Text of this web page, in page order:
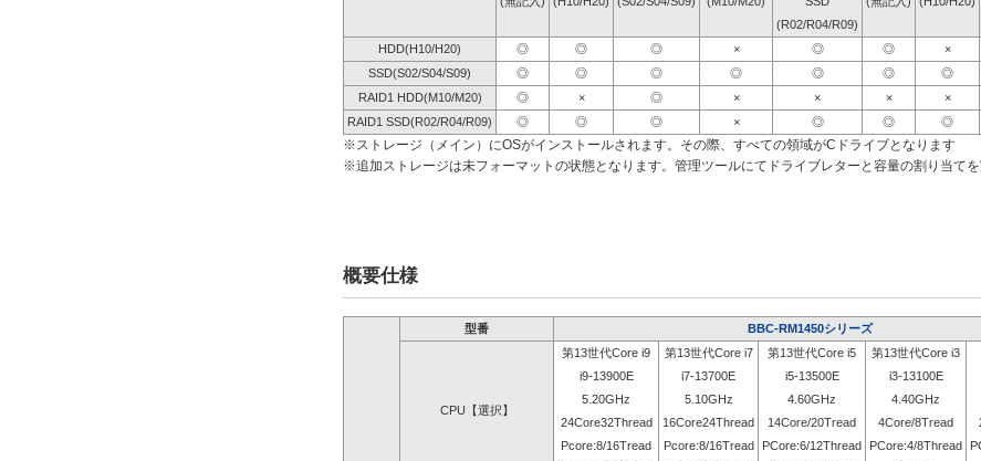
(R02/R04/R09)
HDD(H10/H20)
◎ ◎ ◎ × ◎ ◎ ×
SSD(S02/S04/S09)
◎ ◎ ◎ ◎ ◎ ◎ ◎
RAID1 HDD(M10/M20)
◎ × ◎ × × × ×
RAID1 SSD(R02/R04/R09)
◎ ◎ ◎ × ◎ ◎ ◎
※ストレージ（メイン）にOSがインストールされます。その際、すべての領域がCドライブとなります
※追加ストレージは未フォーマットの状態となります。管理ツールにてドライブレターと容量の割り当て
概要仕様
型番 BBC-RM1450シリーズ
CPU【選択】
第13世代Core i9 第13世代Core i7 第13世代Core i5 第13世代Core i3
i9-13900E
i7-13700E i5-13500E i3-13100E
5.20GHz
5.10GHz 4.60GHz 4.40GHz
24Core32Thread
16Core24Thread 14Core/20Tread 4Core/8Tread
Pcore:8/16Tread
Pcore:8/16Tread PCore:6/12Thread PCore:4/8Thread